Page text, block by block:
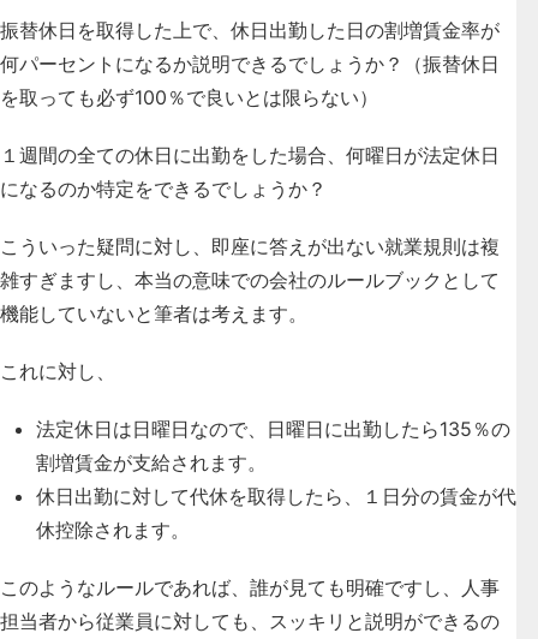
振替休日を取得した上で、休日出勤した日の割増賃金率が
何パーセントになるか説明できるでしょうか？（振替休日
を取っても必ず100％で良いとは限らない）
１週間の全ての休日に出勤をした場合、何曜日が法定休日
になるのか特定をできるでしょうか？
こういった疑問に対し、即座に答えが出ない就業規則は複
雑すぎますし、本当の意味での会社のルールブックとして
機能していないと筆者は考えます。
これに対し、
法定休日は日曜日なので、日曜日に出勤したら135％の
割増賃金が支給されます。
休日出勤に対して代休を取得したら、１日分の賃金が代
休控除されます。
このようなルールであれば、誰が見ても明確ですし、人事
担当者から従業員に対しても、スッキリと説明ができるの